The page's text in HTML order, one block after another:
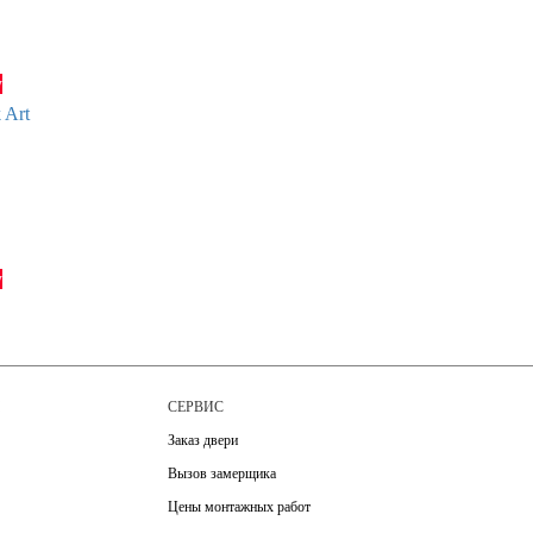
СЕРВИС
Заказ двери
Вызов замерщика
Цены монтажных работ